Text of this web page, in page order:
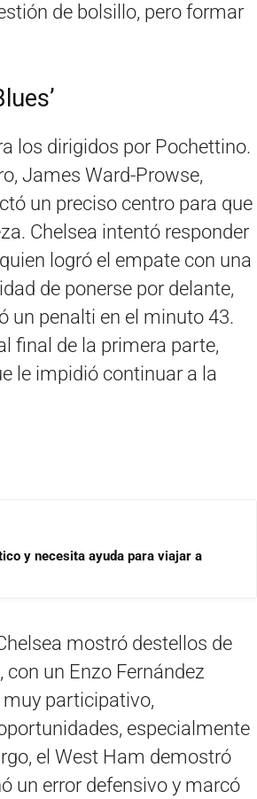
de bolsillo, pero formar
los dirigidos por Pochettino.
James Ward-Prowse,
un preciso centro para que
Chelsea intentó responder
logró el empate con una
de ponerse por delante,
un penalti en el minuto 43.
final de la primera parte,
le impidió continuar a la
y necesita ayuda para viajar a
mostró destellos de
un Enzo Fernández
participativo,
especialmente
el West Ham demostró
un error defensivo y marcó